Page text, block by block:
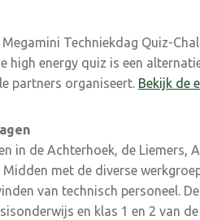
Techniekdag Quiz-
high energy quiz is een
partners organiseert. Bekijk de
in de Achterhoek, de Liemers,
met de diverse
van technisch personeel.
en klas 1 en 2 van